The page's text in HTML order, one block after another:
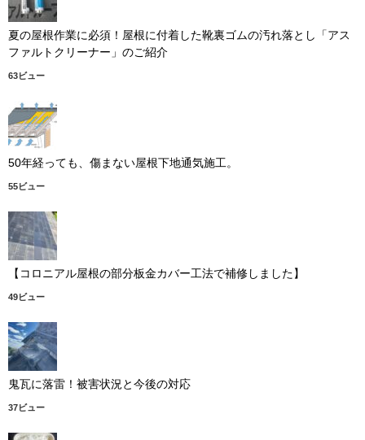
夏の屋根作業に必須！屋根に付着した靴裏ゴムの汚れ落とし「アス
ファルトクリーナー」のご紹介
63ビュー
50年経っても、傷まない屋根下地通気施工。
55ビュー
【コロニアル屋根の部分板金カバー工法で補修しました】
49ビュー
鬼瓦に落雷！被害状況と今後の対応
37ビュー